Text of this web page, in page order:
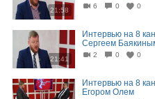
21:58
6 0 0
21:41
Интервью на 8
Сергеем
2 0 0
Интервью на 8
Егором Олем